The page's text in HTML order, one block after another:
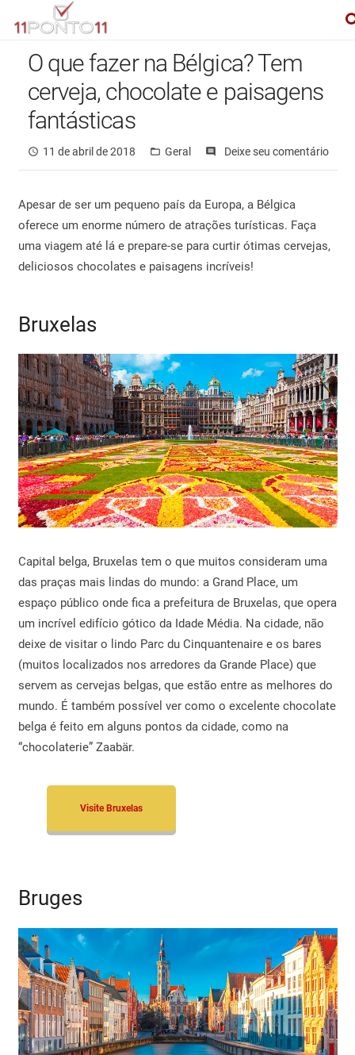
O que fazer na Bélgica? Tem
cerveja, chocolate e paisagens
fantásticas
access_time 11 de abril de 2018 folder_open Geral commentsDeixe seu comentário
Apesar de ser um pequeno país da Europa, a Bélgica
oferece um enorme número de atrações turísticas. Faça
uma viagem até lá e prepare-se para curtir ótimas cervejas,
deliciosos chocolates e paisagens incríveis!
Bruxelas
Capital belga, Bruxelas tem o que muitos consideram uma
das praças mais lindas do mundo: a Grand Place, um
espaço público onde fica a prefeitura de Bruxelas, que opera
um incrível edifício gótico da Idade Média. Na cidade, não
deixe de visitar o lindo Parc du Cinquantenaire e os bares
(muitos localizados nos arredores da Grande Place) que
servem as cervejas belgas, que estão entre as melhores do
mundo. É também possível ver como o excelente chocolate
belga é feito em alguns pontos da cidade, como na
“chocolaterie” Zaabär.
Visite Bruxelas
Bruges